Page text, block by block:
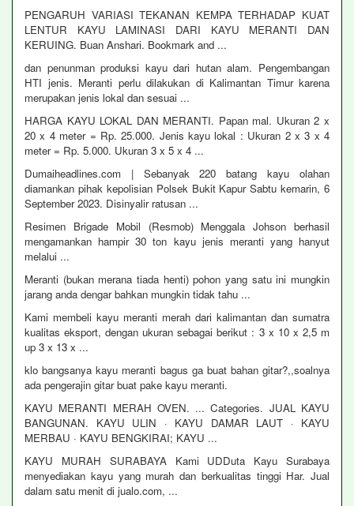
PENGARUH VARIASI TEKANAN KEMPA TERHADAP KUAT
LENTUR KAYU LAMINASI DARI KAYU MERANTI DAN
KERUING. Buan Anshari. Bookmark and ...
dan penunman produksi kayu dari hutan alam. Pengembangan
HTI jenis. Meranti perlu dilakukan di Kalimantan Timur karena
merupakan jenis lokal dan sesuai ...
HARGA KAYU LOKAL DAN MERANTI. Papan mal. Ukuran 2 x
20 x 4 meter = Rp. 25.000. Jenis kayu lokal : Ukuran 2 x 3 x 4
meter = Rp. 5.000. Ukuran 3 x 5 x 4 ...
Dumaiheadlines.com | Sebanyak 220 batang kayu olahan
diamankan pihak kepolisian Polsek Bukit Kapur Sabtu kemarin, 6
September 2023. Disinyalir ratusan ...
Resimen Brigade Mobil (Resmob) Menggala Johson berhasil
mengamankan hampir 30 ton kayu jenis meranti yang hanyut
melalui ...
Meranti (bukan merana tiada henti) pohon yang satu ini mungkin
jarang anda dengar bahkan mungkin tidak tahu ...
Kami membeli kayu meranti merah dari kalimantan dan sumatra
kualitas eksport, dengan ukuran sebagai berikut : 3 x 10 x 2,5 m
up 3 x 13 x ...
klo bangsanya kayu meranti bagus ga buat bahan gitar?,,soalnya
ada pengerajin gitar buat pake kayu meranti.
KAYU MERANTI MERAH OVEN. ... Categories. JUAL KAYU
BANGUNAN. KAYU ULIN · KAYU DAMAR LAUT · KAYU
MERBAU · KAYU BENGKIRAI; KAYU ...
KAYU MURAH SURABAYA Kami UDDuta Kayu Surabaya
menyediakan kayu yang murah dan berkualitas tinggi Har. Jual
dalam satu menit di jualo.com, ...